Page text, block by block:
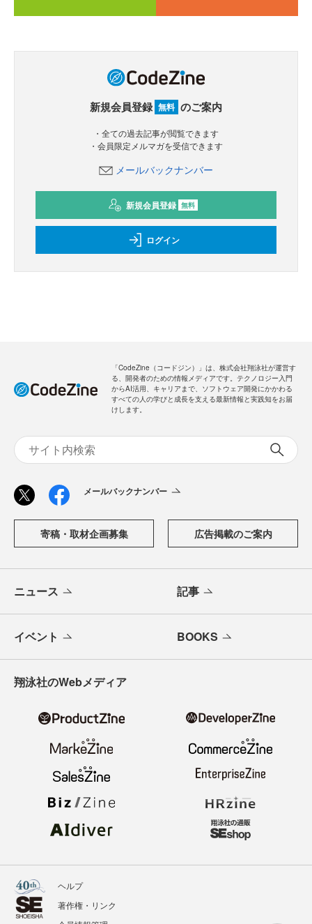
新規会員登録 無料 のご案内
・全ての過去記事が閲覧できます
・会員限定メルマガを受信できます
メールバックナンバー
新規会員登録 無料
ログイン
「CodeZine（コードジン）」は、株式会社翔泳社が運営す
る、開発者のための情報メディアです。テクノロジー入門
からAI活用、キャリアまで、ソフトウェア開発にかかわる
すべての人の学びと成長を支える最新情報と実践知をお届
けします。
メールバックナンバー
寄稿・取材企画募集 広告掲載のご案内
ニュース 記事
イベント BOOKS
翔泳社のWebメディア
ヘルプ
著作権・リンク